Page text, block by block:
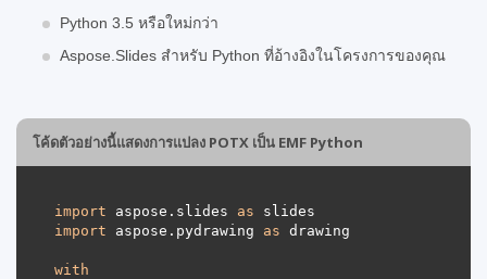
Python 3.5 หรือใหม่กว่า
Aspose.Slides สำหรับ Python ที่อ้างอิงในโครงการของคุณ
โค้ดตัวอย่างนี้แสดงการแปลง POTX เป็น EMF Python
import aspose.slides as
import aspose.pydrawing as
with